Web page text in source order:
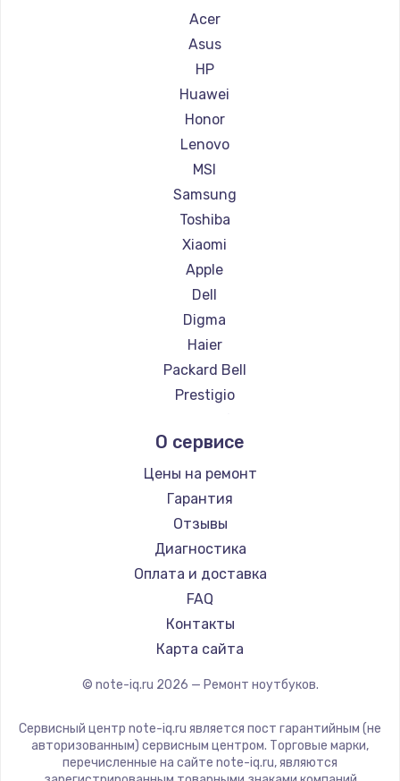
Ремонт ноутбуков Aquarius
Ремонт ноутбуков Gigabyte
Ремонт ноутбуков Aorus
Ремонт ноутбуков Maibenben
Ремонт ноутбуков Getac
Ремонт ноутбуков Epson
Ремонт ноутбуков Philips
Ремонт ноутбуков LG
Ремонт ноутбуков Panasonic
Ремонт ноутбуков Irbis
Ремонт ноутбуков Thunderobot
Ремонт ноутбуков Hasee
Ремонт ноутбуков ZTE
Ремонт ноутбуков Hiper
Ремонт ноутбуков Evga
Ремонт ноутбуков Google
Ремонт ноутбуков Ardor
Ремонт ноутбуков Predator
Ремонт ноутбуков iru
Ремонт ноутбуков DEXP
Ремонт ноутбуков Teclast
Ремонт ноутбуков CHUWI
Ремонт ноутбуков Colorful
Acer
Asus
HP
Huawei
Honor
Lenovo
MSI
Samsung
Toshiba
Xiaomi
Apple
Dell
Digma
Haier
Packard Bell
Prestigio
Alienware
Aquarius
Gigabyte
Aorus
Maibenben
Getac
Epson
Philips
LG
Thunderobot
Hasee
ZTE
О сервисе
Цены на ремонт
Гарантия
Отзывы
Диагностика
Оплата и доставка
FAQ
Контакты
Карта сайта
© note-iq.ru 2026 — Ремонт ноутбуков.
Сервисный центр note-iq.ru является пост гарантийным (не
авторизованным) сервисным центром. Торговые марки,
перечисленные на сайте note-iq.ru, являются